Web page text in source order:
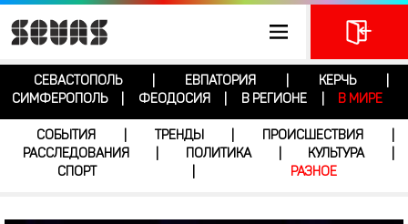
СЕВАСТОПОЛЬ ЕВПАТОРИЯ КЕРЧЬ
СИМФЕРОПОЛЬ
ФЕОДОСИЯ В РЕГИОНЕ В МИРЕ
СОБЫТИЯ ТРЕНДЫ ПРОИСШЕСТВИЯ
РАССЛЕДОВАНИЯ
ПОЛИТИКА КУЛЬТУРА
СПОРТ
РАЗНОЕ